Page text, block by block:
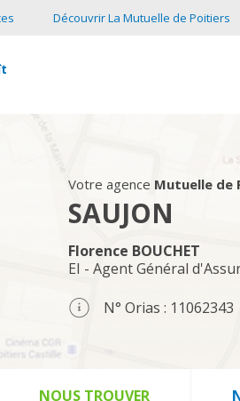
Découvrir La Mutuelle de Poitiers
Assurances
Votre agence Mutuelle de
SAUJON
Florence BOUCHET
EI - Agent Général
N° Orias : 11062343
NOUS TROUVER